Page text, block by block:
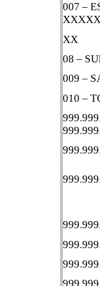
007 –
XX
08 –
009 –
010 –